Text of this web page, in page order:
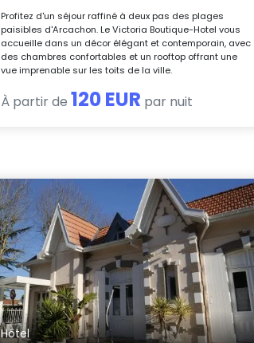
Profitez d'un séjour raffiné à deux pas des plages
paisibles d'Arcachon. Le Victoria Boutique-Hotel vous
accueille dans un décor élégant et contemporain, avec
des chambres confortables et un rooftop offrant une
vue imprenable sur les toits de la ville.
À partir de120 EUR par nuit
Hôtel